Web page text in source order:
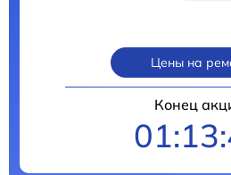
Цены на
Конец